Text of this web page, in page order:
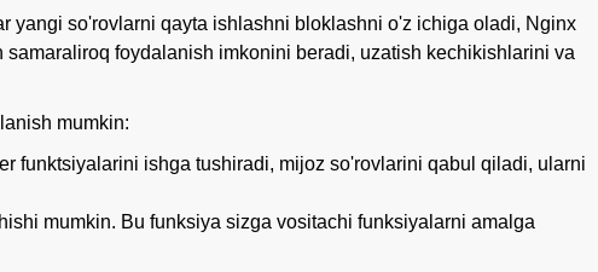
yangi so'rovlarni qayta ishlashni bloklashni o'z ichiga oladi, Nginx
foydalanish imkonini beradi, uzatish kechikishlarini va
mumkin:
funktsiyalarini ishga tushiradi, mijoz so'rovlarini qabul qiladi, ularni
mumkin. Bu funksiya sizga vositachi funksiyalarni amalga